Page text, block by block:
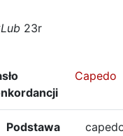
23r
Capedo
Podstawa